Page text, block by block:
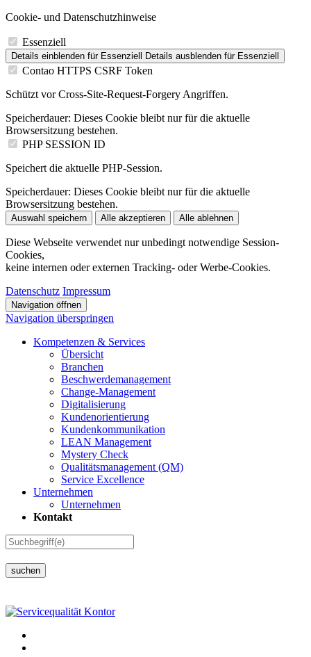
Cookie- und Datenschutzhinweise
Essenziell
Details einblenden für Essenziell Details ausblenden für Essenziell
Contao HTTPS CSRF Token
Schützt vor Cross-Site-Request-Forgery Angriffen.
Speicherdauer: Dieses Cookie bleibt nur für die aktuelle
Browsersitzung bestehen.
PHP SESSION ID
Speichert die aktuelle PHP-Session.
Speicherdauer: Dieses Cookie bleibt nur für die aktuelle
Browsersitzung bestehen.
Auswahl speichern Alle akzeptieren Alle ablehnen
Diese Webseite verwendet nur unbedingt notwendige Session-
Cookies,
keine internen oder externen Tracking- oder Werbe-Cookies.
Datenschutz Impressum
Navigation öffnen
Navigation überspringen
Kompetenzen & Services
Übersicht
Branchen
Beschwerdemanagement
Change-Management
Digitalisierung
Kundenorientierung
Kundenkommunikation
LEAN Management
Mystery Check
Qualitätsmanagement (QM)
Service Excellence
Unternehmen
Unternehmen
Kontakt
suchen